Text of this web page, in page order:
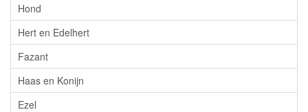
Hond
Hert en Edelhert
Fazant
Haas en Konijn
Ezel